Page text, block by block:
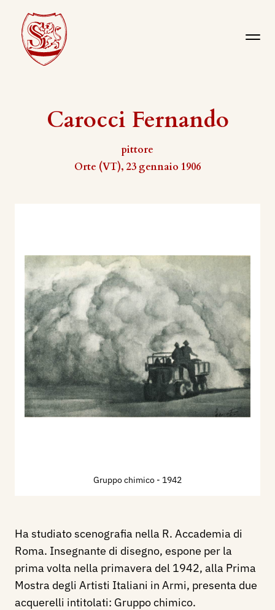
Carocci Fernando
pittore
Orte (VT), 23 gennaio 1906
Gruppo chimico - 1942
Ha studiato scenografia nella R. Accademia di
Roma. Insegnante di disegno, espone per la
prima volta nella primavera del 1942, alla Prima
Mostra degli Artisti Italiani in Armi, presenta due
acquerelli intitolati: Gruppo chimico.